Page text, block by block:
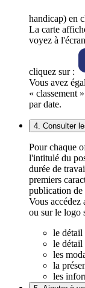
handicap) en
La carte
voyez à
cliquez sur :
Vous avez
« classement
par date.
4. Consulter
Pour chaque
l'intitulé du
durée de
premiers
publication
Vous
ou sur le logo
le détail
le détail
les
la
les